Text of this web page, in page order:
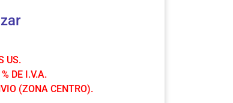
US.
DE I.V.A.
(ZONA CENTRO).